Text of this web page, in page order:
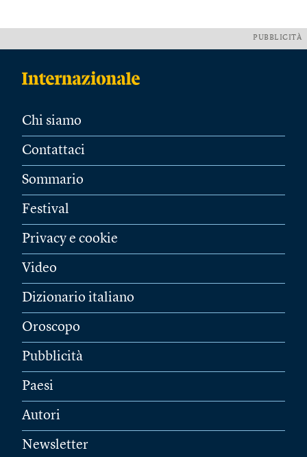
PUBBLICITÀ
Chi siamo
Contattaci
Sommario
Festival
Privacy e cookie
Video
Dizionario italiano
Oroscopo
Pubblicità
Paesi
Autori
Newsletter